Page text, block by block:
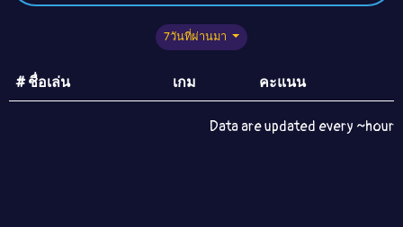
7วันที่ผ่านมา
# ชื่อเล่น เกม คะแนน
Data are updated every ~hour